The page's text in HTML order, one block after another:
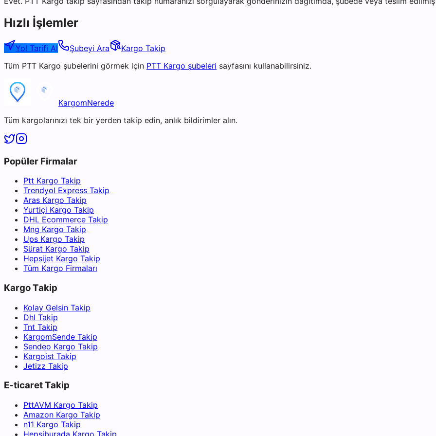
Hızlı İşlemler
Yol Tarifi Al Şubeyi Ara
Kargo Takip
Tüm PTT Kargo şubelerini görmek için PTT Kargo şubeleri sayfasını kullanabilirsiniz.
KargomNerede
Tüm kargolarınızı tek bir yerden takip edin, anlık bildirimler alın.
Popüler Firmalar
Ptt Kargo Takip
Trendyol Express Takip
Aras Kargo Takip
Yurtiçi Kargo Takip
DHL Ecommerce Takip
Mng Kargo Takip
Ups Kargo Takip
Sürat Kargo Takip
Hepsijet Kargo Takip
Tüm Kargo Firmaları
Kargo Takip
Kolay Gelsin Takip
Dhl Takip
Tnt Takip
KargomSende Takip
Sendeo Kargo Takip
Kargoist Takip
Jetizz Takip
E-ticaret Takip
PttAVM Kargo Takip
Amazon Kargo Takip
n11 Kargo Takip